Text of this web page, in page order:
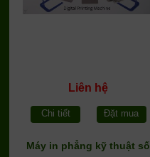
Liên hệ
Chi tiết Đặt mua
Máy in phẳng kỹ thuật số